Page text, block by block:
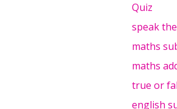
Quiz
speak
maths
maths
true or
english